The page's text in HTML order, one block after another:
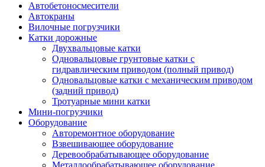
Автобетоносмесители
Автокраны
Вилочные погрузчики
Катки дорожные
Двухвальцовые катки
Одновальцовые грунтовые катки с
гидравлическим приводом (полный привод)
Одновальцовые катки с механическим приводом
(задний привод)
Тротуарные мини катки
Мини-погрузчики
Оборудование
Авторемонтное оборудование
Взвешивающее оборудование
Деревообрабатывающее оборудование